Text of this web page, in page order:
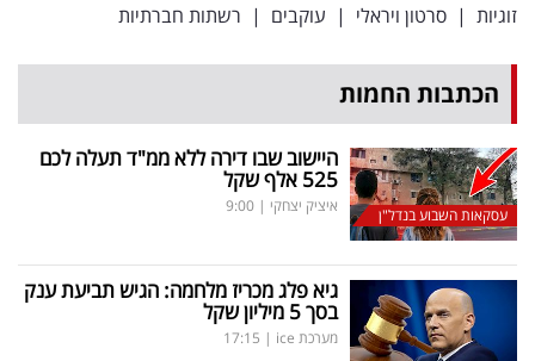
זוגיות | סרטון ויראלי | עוקבים | רשתות חברתיות
הכתבות החמות
עסקאות השבוע בנדל"ן
היישוב שבו דירה ללא ממ"ד תעלה לכם
525 אלף שקל
איציק יצחקי |
9:00
גיא פלג מכריז מלחמה: הגיש תביעת ענק
בסך 5 מיליון שקל
מערכת ice |
17:15